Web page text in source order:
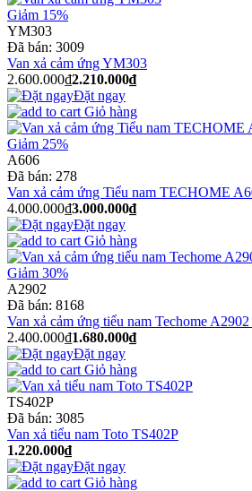
Giảm 15%
YM303
Đã bán: 3009
Van xả cảm ứng YM303
2.600.000₫2.210.000₫
Đặt ngay
Giỏ hàng
Giảm 25%
A606
Đã bán: 278
Van xả cảm ứng Tiểu nam TECHOME
4.000.000₫3.000.000₫
Đặt ngay
Giỏ hàng
Giảm 30%
A2902
Đã bán: 8168
Van xả cảm ứng tiểu nam Techome
2.400.000₫1.680.000₫
Đặt ngay
Giỏ hàng
TS402P
Đã bán: 3085
Van xả tiểu nam Toto TS402P
1.220.000₫
Đặt ngay
Giỏ hàng